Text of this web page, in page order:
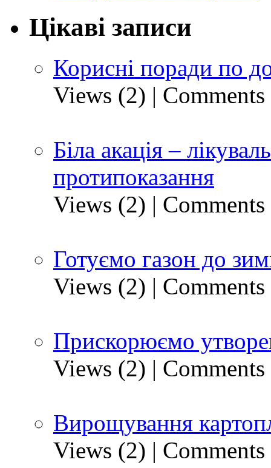
Цікаві записи
Корисні поради по
Views (2) |
Біла акація –
протипоказання
Views (2) |
Готуємо газон до
Views (2) |
Прискорюємо
Views (2) |
Вирощування
Views (2) |